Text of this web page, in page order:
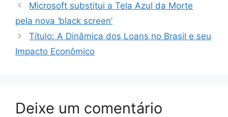
Microsoft substitui a Tela Azul da Morte
pela nova ‘black screen’
Título: A Dinâmica dos Loans no Brasil e seu
Impacto Econômico
Deixe um comentário